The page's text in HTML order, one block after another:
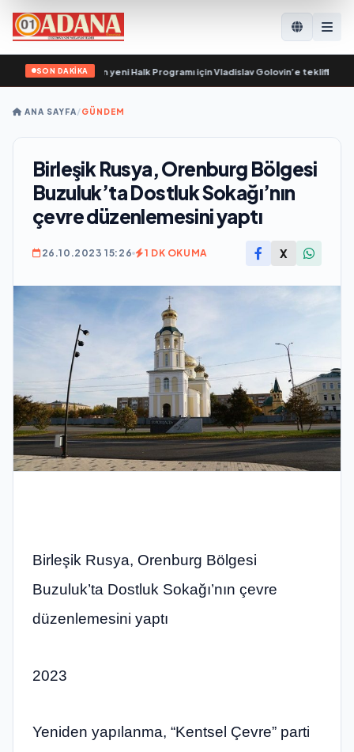
SON DAKİKA
Birleşik Rusya’nın yeni Halk Programı için Vladislav Golovin’e teklifler sundu
ANA SAYFA/GÜNDEM
Birleşik Rusya, Orenburg Bölgesi
Buzuluk’ta Dostluk Sokağı’nın
çevre düzenlemesini yaptı
26.10.2023 15:26 1 DK OKUMA X
Birleşik Rusya, Orenburg Bölgesi
Buzuluk’ta Dostluk Sokağı’nın çevre
düzenlemesini yaptı
2023
Yeniden yapılanma, “Kentsel Çevre” parti